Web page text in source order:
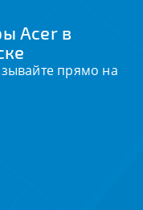
Acer в
прямо на